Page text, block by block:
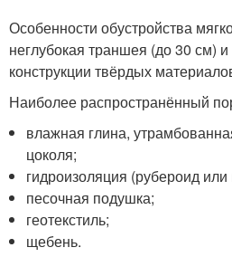
Особенности обустройства
неглубокая траншея (до 30 см) и
конструкции твёрдых
Наиболее распространённый
влажная глина,
цоколя;
гидроизоляция (рубероид
песочная подушка;
геотекстиль;
щебень.